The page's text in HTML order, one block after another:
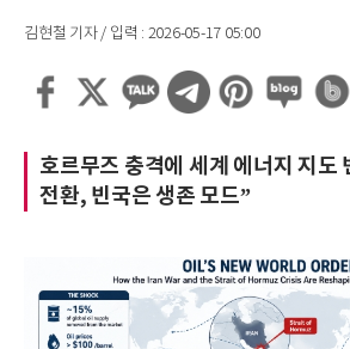
김현철 기자 / 입력 : 2026-05-17 05:00
호르무즈 충격에 세계 에너지 지
전환, 빈국은 생존 모드”